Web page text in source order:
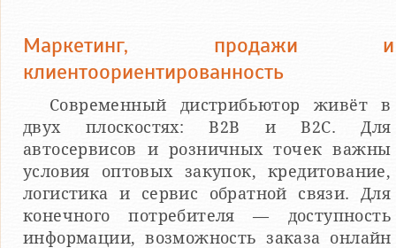
Маркетинг, продажи и
клиентоориентированность
Современный дистрибьютор живёт в
двух плоскостях: B2B и B2C. Для
автосервисов и розничных точек важны
условия оптовых закупок, кредитование,
логистика и сервис обратной связи. Для
конечного потребителя — доступность
информации, возможность заказа онлайн